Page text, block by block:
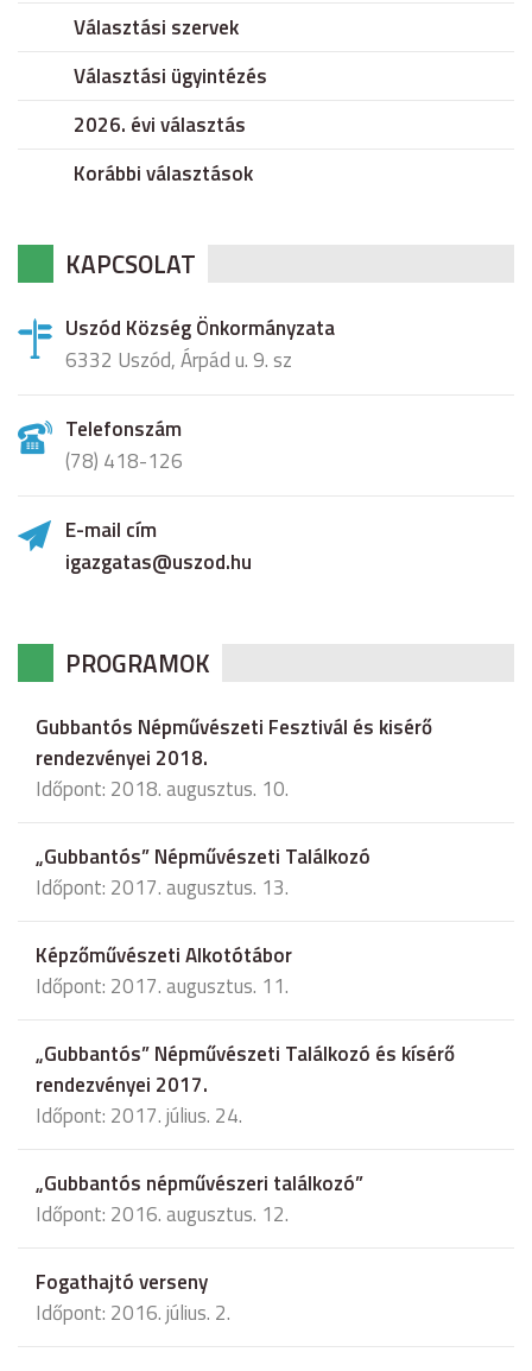
Választási szervek
Választási ügyintézés
2026. évi választás
Korábbi választások
KAPCSOLAT
Uszód Község Önkormányzata
6332 Uszód, Árpád u. 9. sz
Telefonszám
(78) 418-126
E-mail cím
igazgatas@uszod.hu
PROGRAMOK
Gubbantós Népművészeti Fesztivál és kisérő
rendezvényei 2018.
Időpont: 2018. augusztus. 10.
„Gubbantós” Népművészeti Találkozó
Időpont: 2017. augusztus. 13.
Képzőművészeti Alkotótábor
Időpont: 2017. augusztus. 11.
„Gubbantós” Népművészeti Találkozó és kísérő
rendezvényei 2017.
Időpont: 2017. július. 24.
„Gubbantós népművészeri találkozó”
Időpont: 2016. augusztus. 12.
Fogathajtó verseny
Időpont: 2016. július. 2.